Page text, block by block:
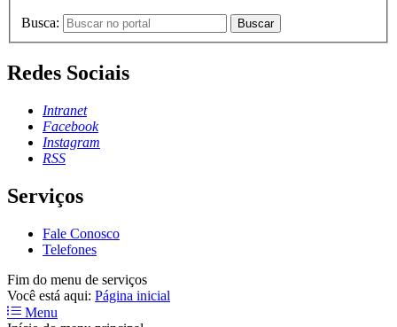
Busca: Buscar
Redes Sociais
Intranet
Facebook
Instagram
RSS
Serviços
Fale Conosco
Telefones
Fim do menu de serviços
Você está aqui: Página inicial
Menu